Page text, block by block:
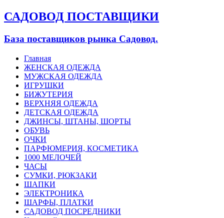
САДОВОД ПОСТАВЩИКИ
База поставщиков рынка Садовод.
Главная
ЖЕНСКАЯ ОДЕЖДА
МУЖСКАЯ ОДЕЖДА
ИГРУШКИ
БИЖУТЕРИЯ
ВЕРХНЯЯ ОДЕЖДА
ДЕТСКАЯ ОДЕЖДА
ДЖИНСЫ, ШТАНЫ, ШОРТЫ
ОБУВЬ
ОЧКИ
ПАРФЮМЕРИЯ, КОСМЕТИКА
1000 МЕЛОЧЕЙ
ЧАСЫ
СУМКИ, РЮКЗАКИ
ШАПКИ
ЭЛЕКТРОНИКА
ШАРФЫ, ПЛАТКИ
САДОВОД ПОСРЕДНИКИ